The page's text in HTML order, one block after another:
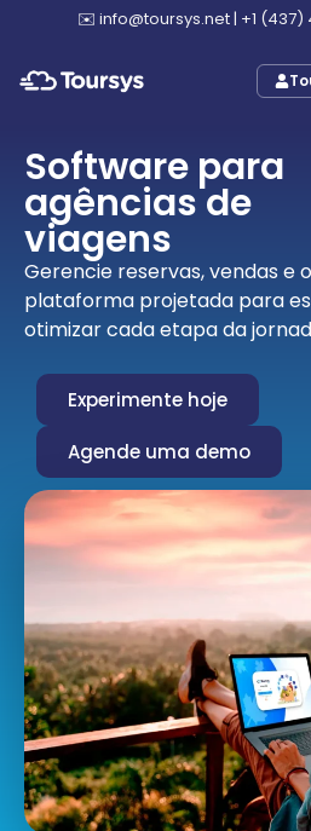
✉️ info@toursys.net| +1
Software para
agências de
viagens
Gerencie reservas, vendas e
plataforma projetada para
otimizar cada etapa da
Experimente hoje
Agende uma demo